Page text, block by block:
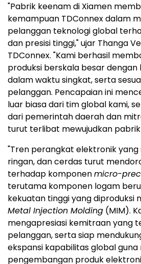
"Pabrik keenam di Xiamen
kemampuan TDConnex dalam
pelanggan teknologi global
dan presisi tinggi," ujar Thanga
TDConnex. "Kami berhasil
produksi berskala besar
dalam waktu singkat, serta
pelanggan. Pencapaian ini
luar biasa dari tim global kami,
dari pemerintah daerah dan
turut terlibat mewujudkan pabrik
"Tren perangkat elektronik yang
ringan, dan cerdas turut
terhadap komponenmicro-
terutama komponen logam
kekuatan tinggi yang diproduksi
Metal Injection Molding (MIM).
mengapresiasi kemitraan yang
pelanggan, serta siap
ekspansi kapabilitas global
pengembangan produk